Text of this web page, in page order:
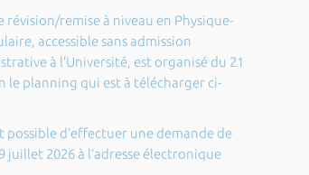
remise à niveau en Physique-
accessible sans admission
à l’Université, est organisé du 21
le planning qui est à télécharger ci-
d’effectuer une demande de
juillet 2026 à l’adresse électronique